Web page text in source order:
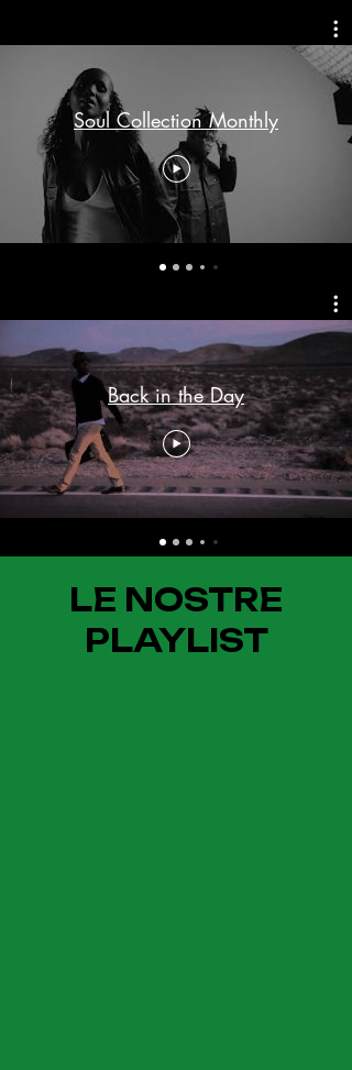
Soul Collection Monthly
Back in the Day
LE NOSTRE
PLAYLIST